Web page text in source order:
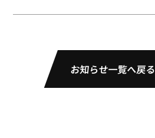
お知らせ一覧へ戻る